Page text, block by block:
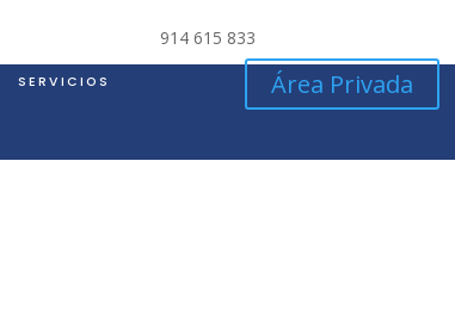
914 615 833
SERVICIOS
Área Privada